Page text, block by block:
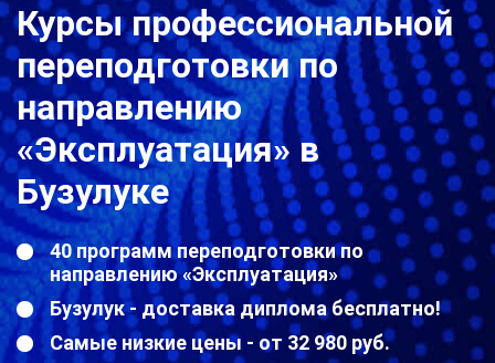
Курсы профессиональной
переподготовки по
направлению
«Эксплуатация» в
Бузулуке
40 программ переподготовки по
направлению «Эксплуатация»
Бузулук - доставка диплома бесплатно!
Самые низкие цены - от 32 980 руб.